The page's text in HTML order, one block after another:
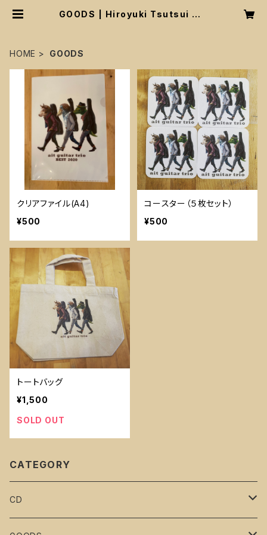
GOODS | Hiroyuki Tsutsui WE
HOME GOODS
クリアファイル(A4)
¥500
コースター（５枚セット）
¥500
トートバッグ
¥1,500
SOLD OUT
CATEGORY
CD